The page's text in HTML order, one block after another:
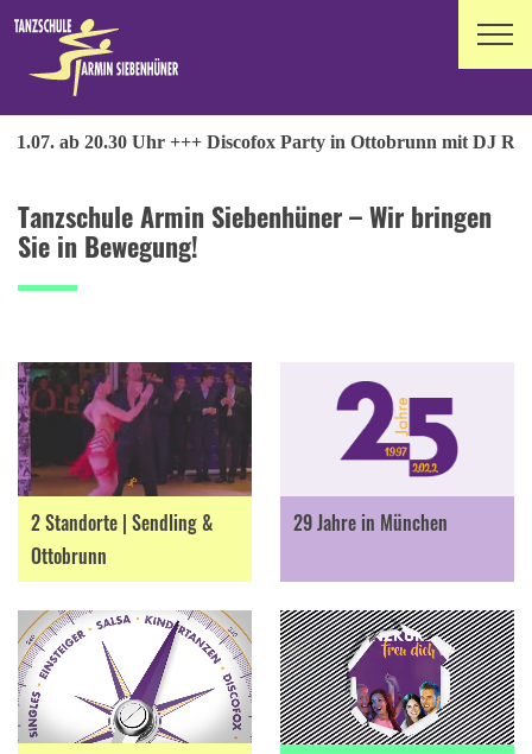
Uhr +++ Discofox Party in Ottobrunn mit DJ Roland,
Tanzschule Armin Siebenhüner – Wir bringen
Sie in Bewegung!
2 Standorte | Sendling &
Ottobrunn
29 Jahre in München